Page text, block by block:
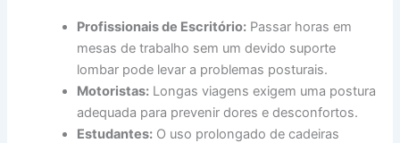
Profissionais de Escritório: Passar horas em
mesas de trabalho sem um devido suporte
lombar pode levar a problemas posturais.
Motoristas: Longas viagens exigem uma postura
adequada para prevenir dores e desconfortos.
Estudantes: O uso prolongado de cadeiras